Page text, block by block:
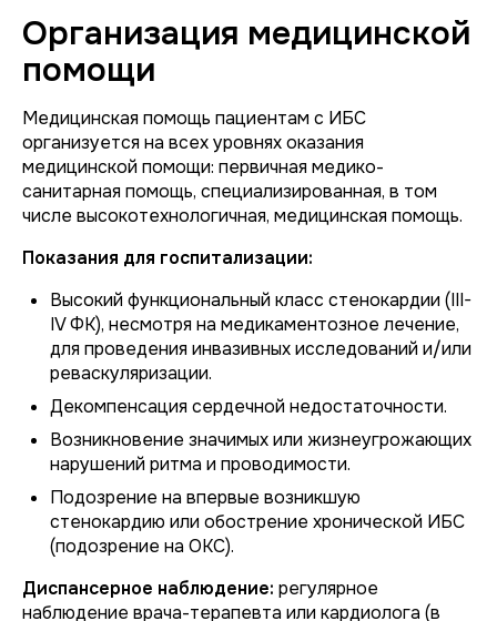
Организация медицинской
помощи
Медицинская помощь пациентам с ИБС
организуется на всех уровнях оказания
медицинской помощи: первичная медико-
санитарная помощь, специализированная, в том
числе высокотехнологичная, медицинская помощь.
Показания для госпитализации:
Высокий функциональный класс стенокардии (III-
IV ФК), несмотря на медикаментозное лечение,
для проведения инвазивных исследований и/или
реваскуляризации.
Декомпенсация сердечной недостаточности.
Возникновение значимых или жизнеугрожающих
нарушений ритма и проводимости.
Подозрение на впервые возникшую
стенокардию или обострение хронической ИБС
(подозрение на ОКС).
Диспансерное наблюдение: регулярное
наблюдение врача-терапевта или кардиолога (в